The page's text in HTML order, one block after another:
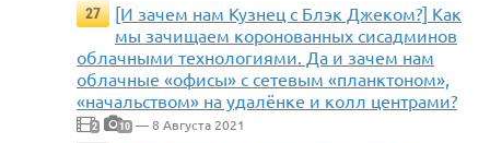
27
[И зачем нам Кузнец с Блэк Джеком?] Как
мы зачищаем коронованных сисадминов
облачными технологиями. Да и зачем нам
облачные «офисы» с сетевым «планктоном»,
«начальством» на удалёнке и колл центрами?
2 10 — 8 Августа 2021